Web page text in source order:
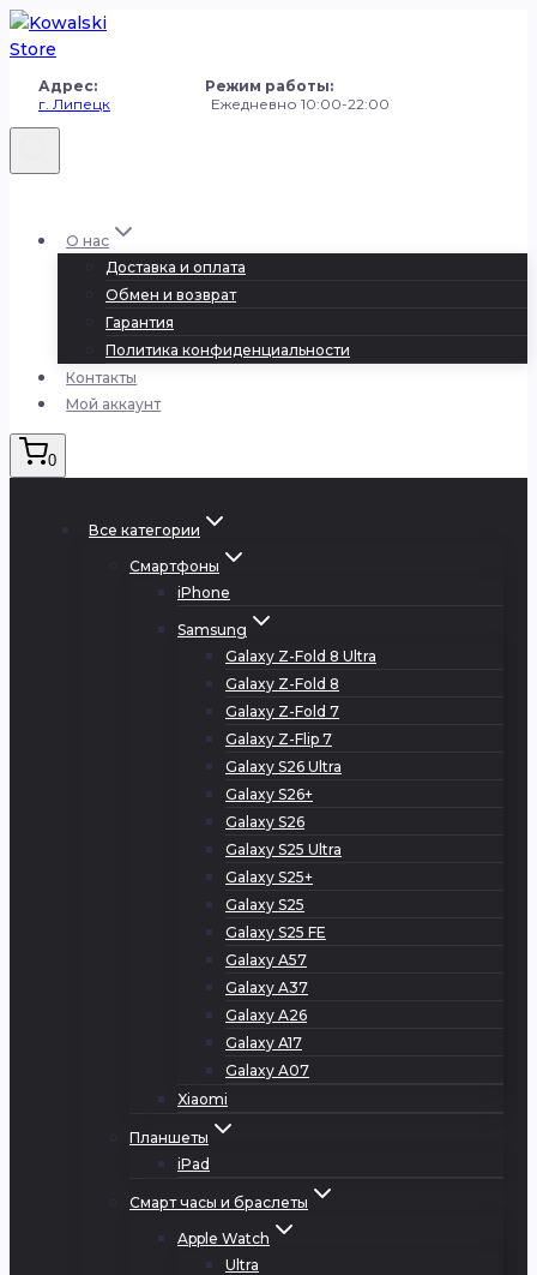
Перейти
к
Адрес: Режим работы:
г. Липецк Ежедневно 10:00-22:00
О нас
Доставка и оплата
Обмен и возврат
Гарантия
Политика конфиденциальности
Контакты
Мой аккаунт
0
Все категории
Смартфоны
iPhone
Samsung
Galaxy Z-Fold 8 Ultra
Galaxy Z-Fold 8
Galaxy Z-Fold 7
Galaxy Z-Flip 7
Galaxy S26 Ultra
Galaxy S26+
Galaxy S26
Galaxy S25 Ultra
Galaxy S25+
Galaxy S25
Galaxy S25 FE
Galaxy A57
Galaxy A37
Galaxy A26
Galaxy A17
Galaxy A07
Xiaomi
Планшеты
iPad
Смарт часы и браслеты
Apple Watch
Ultra